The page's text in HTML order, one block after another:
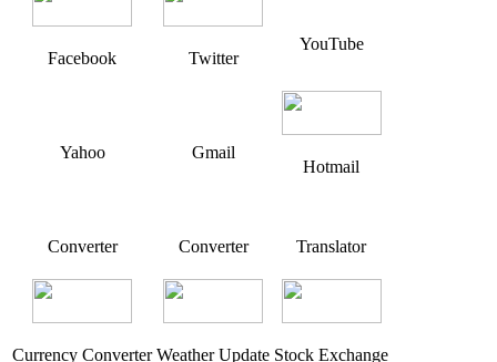
Facebook Twitter
YouTube
Yahoo Gmail
Hotmail
Converter Converter Translator
Currency Converter Weather Update Stock Exchange